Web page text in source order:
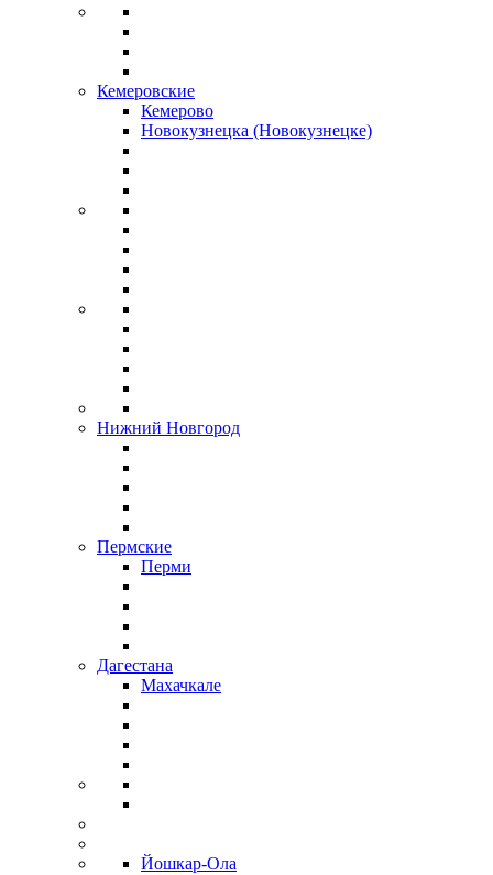
Кемеровские
Кемерово
Новокузнецка (Новокузнецке)
Нижний Новгород
Пермские
Перми
Дагестана
Махачкале
Йошкар-Ола